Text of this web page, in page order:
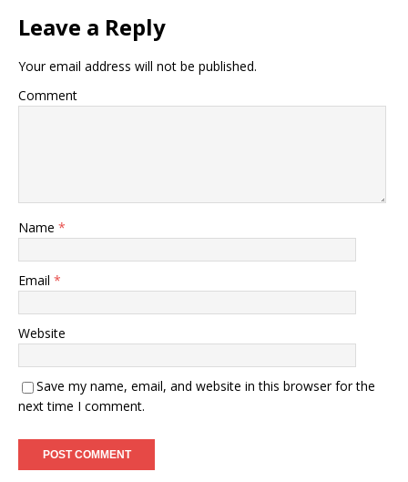
Leave a Reply
Your email address will not be published.
Comment
Name *
Email *
Website
Save my name, email, and website in this browser for the
next time I comment.